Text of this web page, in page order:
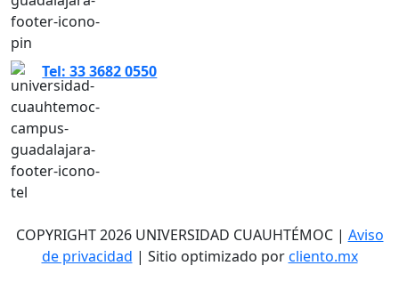
Tel: 33 3682 0550
COPYRIGHT 2026 UNIVERSIDAD CUAUHTÉMOC | Aviso
de privacidad | Sitio optimizado porcliento.mx